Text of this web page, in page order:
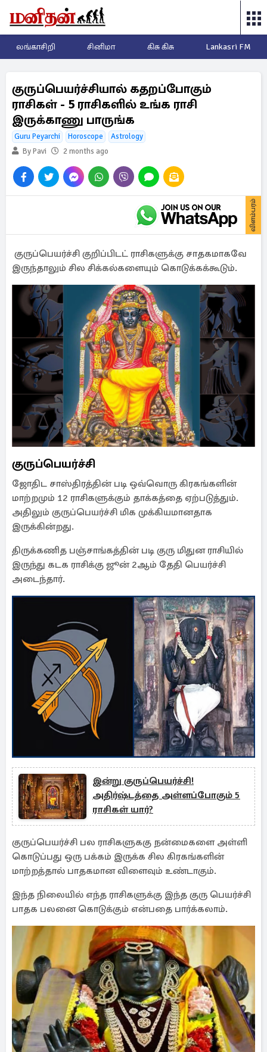
லங்காசிறி சினிமா கிசு கிசு Lankasri FM
குருப்பெயர்ச்சியால் கதறப்போகும்
ராசிகள் - 5 ராசிகளில் உங்க ராசி
இருக்காணு பாருங்க
Guru Peyarchi Horoscope
Astrology
By Pavi
2 months ago
விளம்பரம்
குருப்பெயர்ச்சி குறிப்பிடட் ராசிகளுக்கு சாதகமாகவே
இருந்தாலும் சில சிக்கல்களையும் கொடுக்கக்கூடும்.
குருப்பெயர்ச்சி
ஜோதிட சாஸ்திரத்தின் படி ஒவ்வொரு கிரகங்களின்
மாற்றமும் 12 ராசிகளுக்கும் தாக்கத்தை ஏற்படுத்தும்.
அதிலும் குருப்பெயர்ச்சி மிக முக்கியமானதாக
இருக்கின்றது.
திருக்கணித பஞ்சாங்கத்தின் படி குரு மிதுன ராசியில்
இருந்து கடக ராசிக்கு ஜூன் 2ஆம் தேதி பெயர்ச்சி
அடைந்தார்.
இன்று குருப்பெயர்ச்சி!
அதிர்ஷ்டத்தை அள்ளப்போகும் 5
ராசிகள் யார்?
குருப்பெயர்ச்சி பல ராசிகளுககு நன்மைகளை அள்ளி
கொடுப்பது ஒரு பக்கம் இருக்க சில கிரகங்களின்
மாற்றத்தால் பாதகமான விளைவும் உண்டாகும்.
இந்த நிலையில் எந்த ராசிகளுக்கு இந்த குரு பெயர்ச்சி
பாதக பலனை கொடுக்கும் என்பதை பார்க்கலாம்.